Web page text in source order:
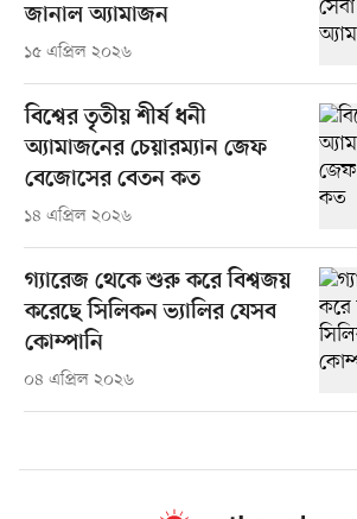
জানাল অ্যামাজন
১৫ এপ্রিল ২০২৬
বিশ্বের তৃতীয় শীর্ষ ধনী
অ্যামাজনের চেয়ারম্যান জেফ
বেজোসের বেতন কত
১৪ এপ্রিল ২০২৬
গ্যারেজ থেকে শুরু করে বিশ্বজয়
করেছে সিলিকন ভ্যালির যেসব
কোম্পানি
০৪ এপ্রিল ২০২৬